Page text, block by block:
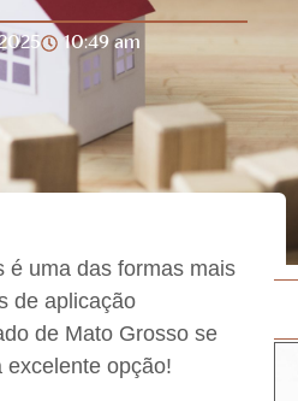
10:49 am
é uma das formas mais
de aplicação
de Mato Grosso se
excelente opção!